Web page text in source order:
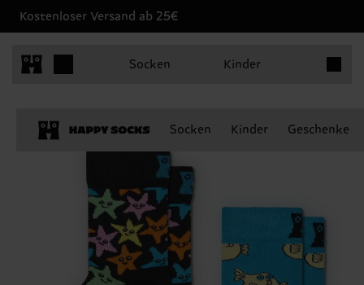
Kostenloser Versand ab 25€
Socken Kinder
Socken Kinder Geschenke